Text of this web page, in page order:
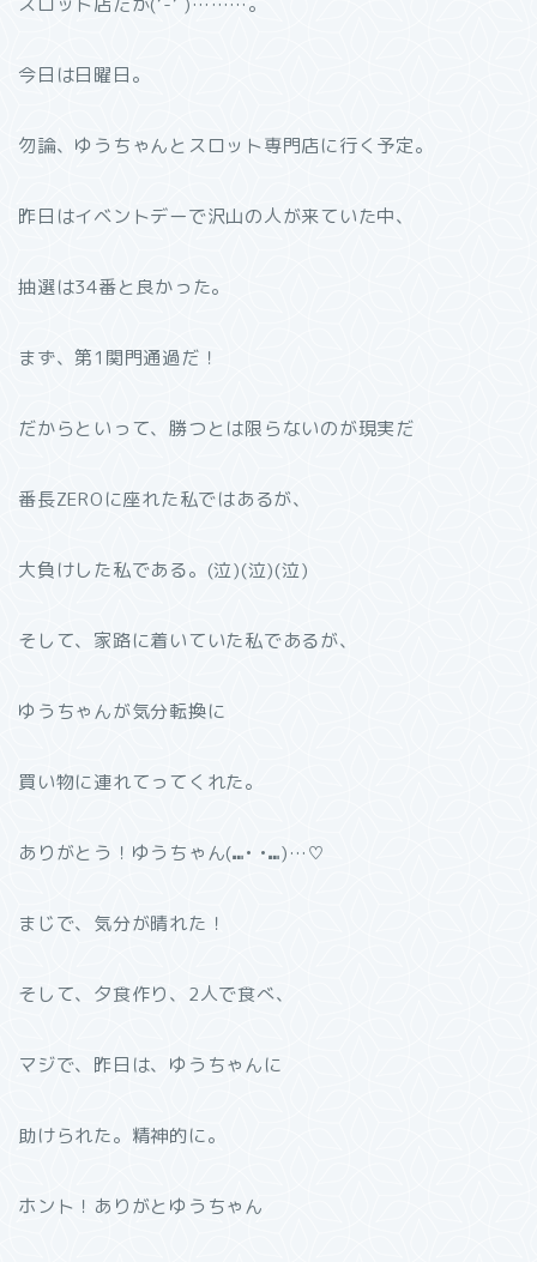
今日は日曜日。
勿論、ゆうちゃんとスロット専門店に行く予定。
昨日はイベントデーで沢山の人が来ていた中、
抽選は34番と良かった。
まず、第1関門通過だ！
だからといって、勝つとは限らないのが現実だ
番長ZEROに座れた私ではあるが、
大負けした私である。(泣)(泣)(泣)
そして、家路に着いていた私であるが、
ゆうちゃんが気分転換に
買い物に連れてってくれた。
ありがとう！ゆうちゃん(⑉• •⑉)…♡
まじで、気分が晴れた！
そして、夕食作り、2人で食べ、
マジで、昨日は、ゆうちゃんに
助けられた。精神的に。
ホント！ありがとゆうちゃん